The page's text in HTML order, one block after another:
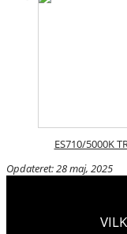
ES710/5000K
Opdateret: 28 maj, 2025